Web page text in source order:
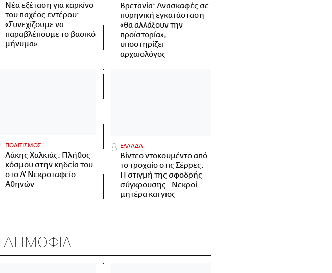
Νέα εξέταση για καρκίνο
του παχέος εντέρου:
«Συνεχίζουμε να
παραβλέπουμε το βασικό
μήνυμα»
Βρετανία: Ανασκαφές σε
πυρηνική εγκατάσταση
«θα αλλάξουν την
προϊστορία»,
υποστηρίζει
αρχαιολόγος
ΠΟΛΙΤΙΣΜΟΣ
Λάκης Χαλκιάς: Πλήθος
κόσμου στην κηδεία του
στο Α' Νεκροταφείο
Αθηνών
ΕΛΛΑΔΑ
Βίντεο ντοκουμέντο από
το τροχαίο στις Σέρρες:
Η στιγμή της σφοδρής
σύγκρουσης - Νεκροί
μητέρα και γιος
ΔΗΜΟΦΙΛΗ